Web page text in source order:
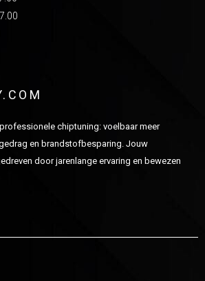
chiptuning: voelbaar meer
en brandstofbesparing. Jouw
door jarenlange ervaring en bewezen